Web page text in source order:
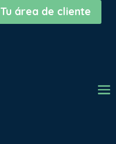
Tu área de cliente